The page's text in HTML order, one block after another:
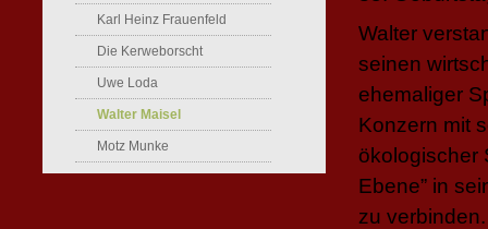
Walter
seinen
ehemaliger
Konzern mit
ökologischer
Ebene” in
zu verbinden.
Karl Heinz Frauenfeld
Die Kerweborscht
Uwe Loda
Walter Maisel
Motz Munke